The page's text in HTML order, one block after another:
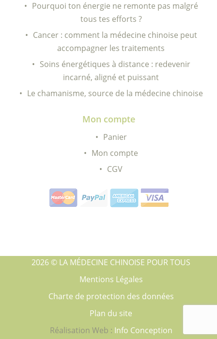
Pourquoi ton énergie ne remonte pas malgré
tous tes efforts ?
Cancer : comment la médecine chinoise peut
accompagner les traitements
Soins énergétiques à distance : redevenir
incarné, aligné et puissant
Le chamanisme, source de la médecine chinoise
Mon compte
Panier
Mon compte
CGV
2026 © LA MÉDECINE CHINOISE POUR TOUS
Mentions Légales
Charte de protection des données
Plan du site
Réalisation Web : Info Conception